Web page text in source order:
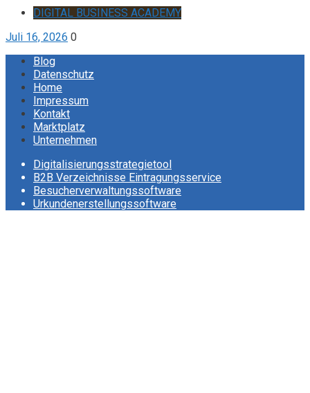
DIGITAL BUSINESS ACADEMY
Juli 16, 2026 0
Blog
Datenschutz
Home
Impressum
Kontakt
Marktplatz
Unternehmen
Digitalisierungsstrategietool
B2B Verzeichnisse Eintragungsservice
Besucherverwaltungssoftware
Urkundenerstellungssoftware